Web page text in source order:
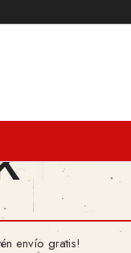
envío gratis!